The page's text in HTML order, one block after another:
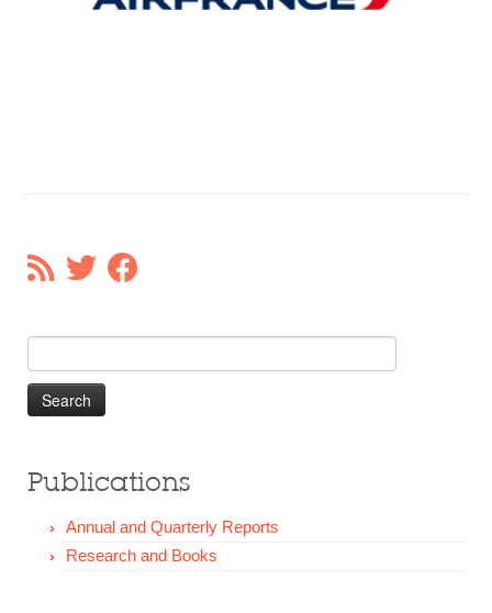
for:
Publications
Annual and Quarterly Reports
Research and Books